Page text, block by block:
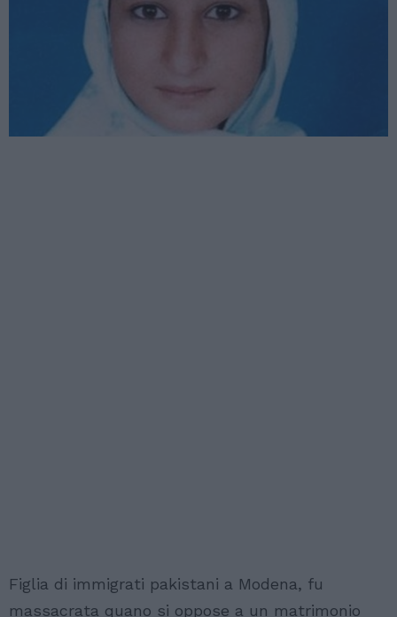
Figlia di immigrati pakistani a Modena, fu
massacrata quano si oppose a un matrimonio